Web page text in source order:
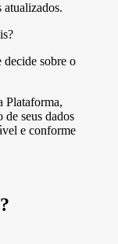
atualizados.
sobre o
Plataforma,
de seus dados
e conforme